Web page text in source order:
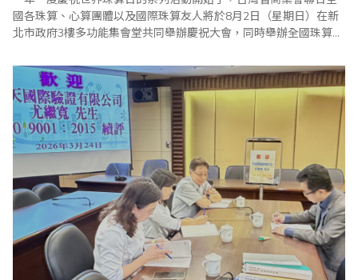
國各珠算、心算團體以及國際珠算友人將於8月2日（星期日）在新
北市政府3樓多功能集會堂共同舉辦慶祝大會，同時舉辦全國珠算比
暨國際觀摩賽等系列活動，歡迎踴躍報名參加。 ＊2026年全國珠
算比賽暨國際邀請賽 ＊2026年全國心算比賽暨國際邀請賽 ＊20..